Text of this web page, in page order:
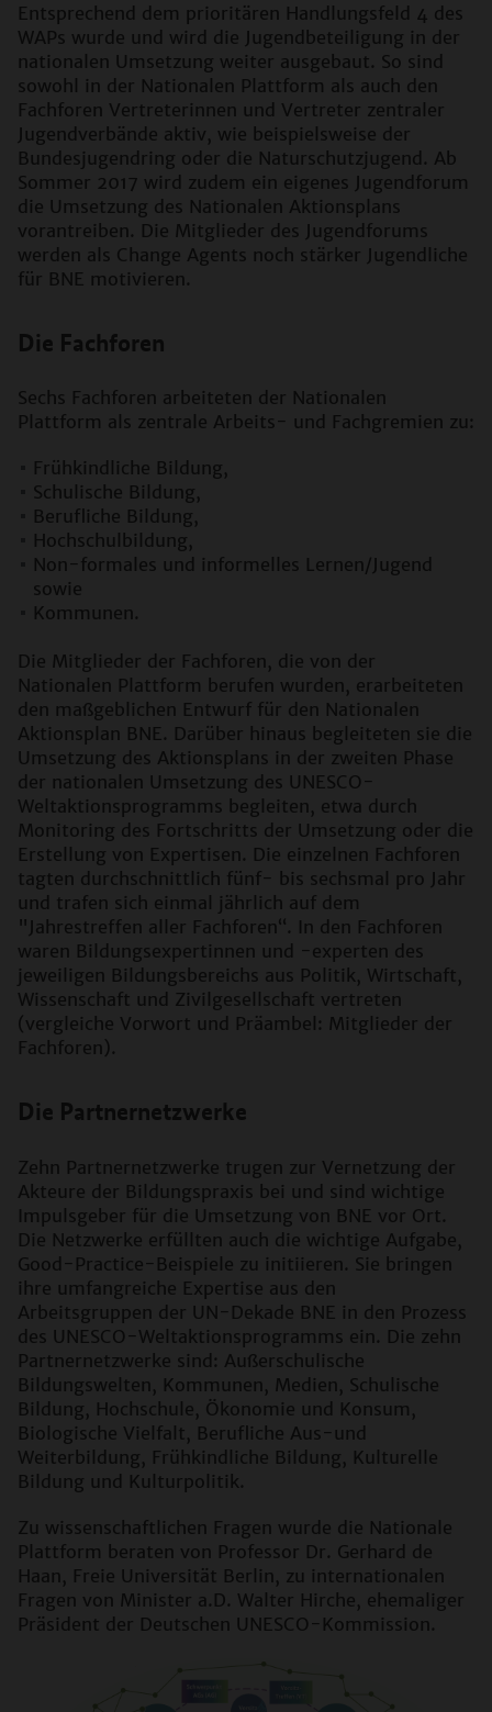
Entsprechend dem prioritären Handlungsfeld 4 des
WAPs wurde und wird die Jugendbeteiligung in der
nationalen Umsetzung weiter ausgebaut. So sind
sowohl in der Nationalen Plattform als auch den
Fachforen Vertreterinnen und Vertreter zentraler
Jugendverbände aktiv, wie beispielsweise der
Bundesjugendring oder die Naturschutzjugend. Ab
Sommer 2017 wird zudem ein eigenes Jugendforum
die Umsetzung des Nationalen Aktionsplans
vorantreiben. Die Mitglieder des Jugendforums
werden als Change Agents noch stärker Jugendliche
für BNE motivieren.
Die Fachforen
Sechs Fachforen arbeiteten der Nationalen
Plattform als zentrale Arbeits- und Fachgremien zu:
Frühkindliche Bildung,
Schulische Bildung,
Berufliche Bildung,
Hochschulbildung,
Non-formales und informelles Lernen/Jugend
sowie
Kommunen.
Die Mitglieder der Fachforen, die von der
Nationalen Plattform berufen wurden, erarbeiteten
den maßgeblichen Entwurf für den Nationalen
Aktionsplan BNE. Darüber hinaus begleiteten sie die
Umsetzung des Aktionsplans in der zweiten Phase
der nationalen Umsetzung des UNESCO-
Weltaktionsprogramms begleiten, etwa durch
Monitoring des Fortschritts der Umsetzung oder die
Erstellung von Expertisen. Die einzelnen Fachforen
tagten durchschnittlich fünf- bis sechsmal pro Jahr
und trafen sich einmal jährlich auf dem
"Jahrestreffen aller Fachforen“. In den Fachforen
waren Bildungsexpertinnen und -experten des
jeweiligen Bildungsbereichs aus Politik, Wirtschaft,
Wissenschaft und Zivilgesellschaft vertreten
(vergleiche Vorwort und Präambel: Mitglieder der
Fachforen).
Die Partnernetzwerke
Zehn Partnernetzwerke trugen zur Vernetzung der
Akteure der Bildungspraxis bei und sind wichtige
Impulsgeber für die Umsetzung von BNE vor Ort.
Die Netzwerke erfüllten auch die wichtige Aufgabe,
Good-Practice-Beispiele zu initiieren. Sie bringen
ihre umfangreiche Expertise aus den
Arbeitsgruppen der UN-Dekade BNE in den Prozess
des UNESCO-Weltaktionsprogramms ein. Die zehn
Partnernetzwerke sind: Außerschulische
Bildungswelten, Kommunen, Medien, Schulische
Bildung, Hochschule, Ökonomie und Konsum,
Biologische Vielfalt, Berufliche Aus-und
Weiterbildung, Frühkindliche Bildung, Kulturelle
Bildung und Kulturpolitik.
Zu wissenschaftlichen Fragen wurde die Nationale
Plattform beraten von Professor Dr. Gerhard de
Haan, Freie Universität Berlin, zu internationalen
Fragen von Minister a.D. Walter Hirche, ehemaliger
Präsident der Deutschen UNESCO-Kommission.